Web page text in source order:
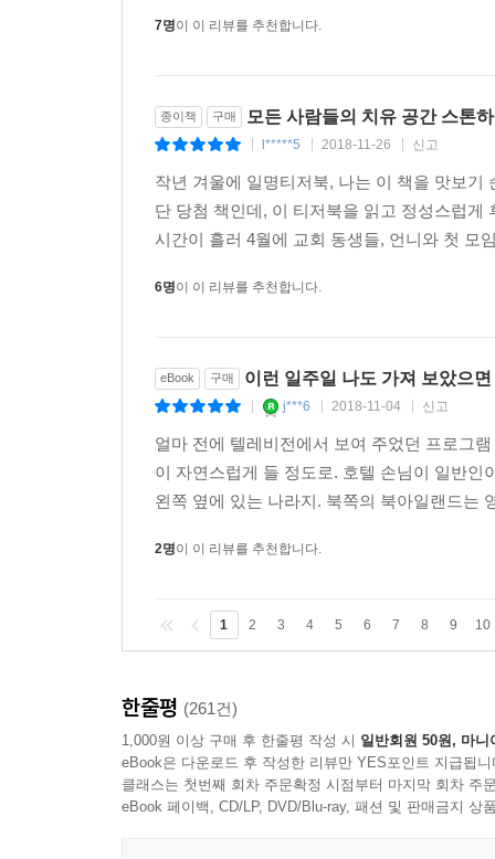
사랑스러운 작품. 빈치의 마지막 소설은 이제는
이 소설을 읽으면 마음이 따뜻해진다. 지친 영혼
있는 잔잔한 이야기 속에는 때로는 별나면서도
영혼에 위안을 주는 이 책을 음미하기를. _북 리스
다양한 초콜릿이 가득 든 선물 상자 같은 소설.
보석처럼 소중한 소설. 메이브 빈치 특유의 따뜻
모든 캐릭터들이 페이지 위에 생생하게 살아 있고
메이브 빈치는 우리 시대, 인간의 마음과 생각, 영
여긴 생각하기에 좋은 장소야. 바닷가에 나가면
되지. _127쪽
“이곳에 치유의 힘이 있다는 말이 어떤 뜻인지
7명이 이 리뷰를 추천합니다.
종이책 구매 모든 사람들의 치유 공간 스톤
l*****5 2018-11-26 신고
작년 겨울에 일명티저북, 나는 이 책을 맛보
단 당첨 책인데, 이 티저북을 읽고 정성스럽
시간이 흘러 4월에 교회 동생들, 언니와 첫 모
6명이 이 리뷰를 추천합니다.
eBook 구매 이런 일주일 나도 가져 보았으
j***6 2018-11-04 신고
얼마 전에 텔레비전에서 보여 주었던 프로그
이 자연스럽게 들 정도로. 호텔 손님이 일반
왼쪽 옆에 있는 나라지. 북쪽의 북아일랜드는
2명이 이 리뷰를 추천합니다.
1 2 3 4 5 6 7 8 9 10
한줄평 (261건)
1,000원 이상 구매 후 한줄평 작성 시 일반회원 50원, 마니
eBook은 다운로드 후 작성한 리뷰만 YES포인트 지급됩니
클래스는 첫번째 회차 주문확정 시점부터 마지막 회차 주
eBook 페이백, CD/LP, DVD/Blu-ray, 패션 및 판매금지 상